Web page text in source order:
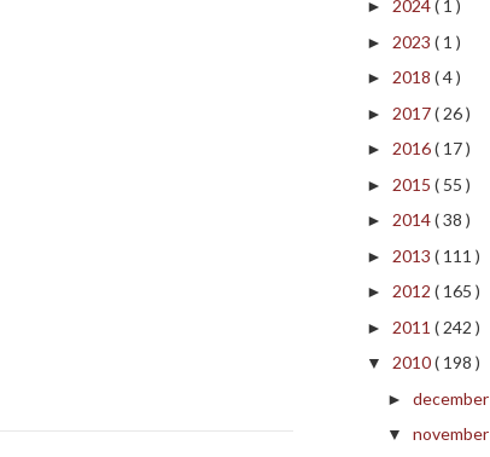
► 2024( 1 )
► 2023 ( 1 )
► 2018 ( 4 )
► 2017( 26 )
► 2016( 17 )
► 2015 ( 55 )
► 2014( 38 )
► 2013 ( 111 )
► 2012 ( 165 )
► 2011 ( 242 )
▼ 2010( 198 )
► december
▼ november